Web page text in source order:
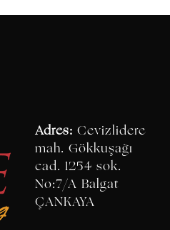
Adres: Cevizlidere
mah. Gökkuşağı
cad. 1254 sok.
No:7/A Balgat
ÇANKAYA